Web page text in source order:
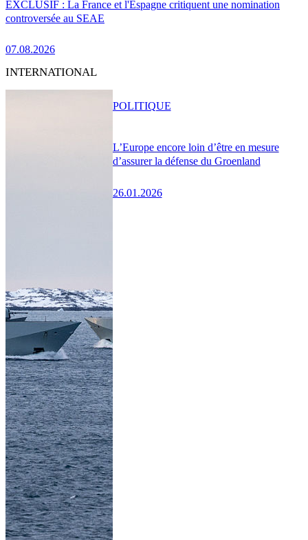
EXCLUSIF : La France et l'Espagne critiquent une nomination
controversée au SEAE
07.08.2026
INTERNATIONAL
L’Europe encore loin d’être en mesure
d’assurer la défense du Groenland
26.01.2026
POLITIQUE